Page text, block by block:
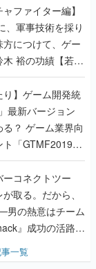
ファイター編】
、軍事技術を採り
につけて、ゲー
裕の功績【若ゲ
り】ゲーム開発統
最新バージョン
？ ゲーム業界向
「GTMF2019」
よう【PR】
ーコネクトツー
取る。だから、
男の熱意はチーム
』成功の活路を
【若ゲのいた
一覧